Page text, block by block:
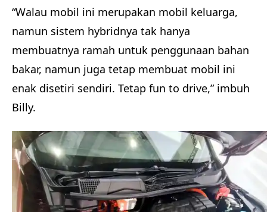
“Walau mobil ini merupakan mobil keluarga,
namun sistem hybridnya tak hanya
membuatnya ramah untuk penggunaan bahan
bakar, namun juga tetap membuat mobil ini
enak disetiri sendiri. Tetap fun to drive,” imbuh
Billy.